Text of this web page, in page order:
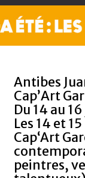
Antibes
Cap’Art
Du 14 au
Les 14 et
Cap‘Art
peintres,